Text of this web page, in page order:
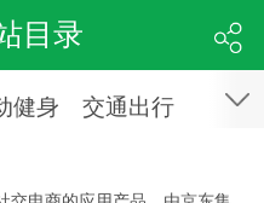
目录
健身 交通出行